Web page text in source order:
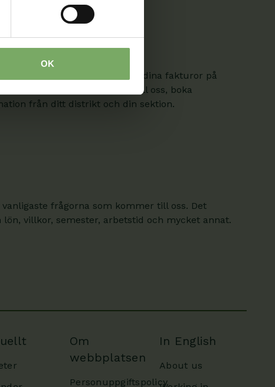
OK
ändra dina uppgifter och se dina fakturor på
skicka säkra meddelanden till oss, boka
från ditt distrikt och din sektion.
frågorna som kommer till oss. Det
villkor, semester, arbetstid och mycket annat.
Om
webbplatsen
Personuppgiftspolicy
In English
About us